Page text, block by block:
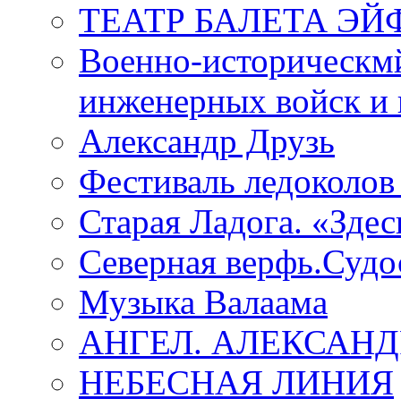
ТЕАТР БАЛЕТА
Военно-
инженерных войск и
Александр Друзь
Фестиваль
Старая Ладога.
Северная
Музыка Валаама
АНГЕЛ.
НЕБЕСНАЯ ЛИНИЯ